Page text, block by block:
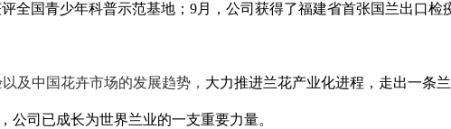
全国青少年科普示范基地； 9月，公司获得了福建省首张国兰出口检
及中国花卉市场的发展趋势， 大力推进兰花产业化进程，走出一条
公司已成长为世界兰业的一支重要力量。